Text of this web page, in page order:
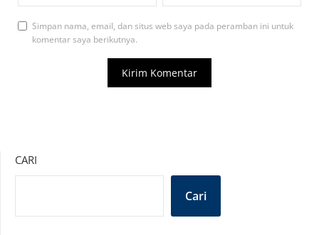
Simpan nama, email, dan situs web saya pada peramban ini untuk
komentar saya berikutnya.
CARI
Cari